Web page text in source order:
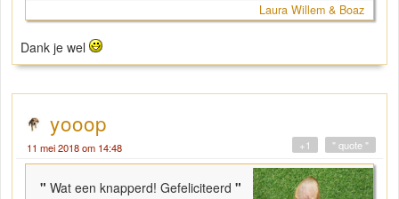
Laura Willem & Boaz
Dank je wel
yooop
11 mei 2018 om 14:48 " quote "
+1
" Wat een knapperd! Gefeliciteerd "